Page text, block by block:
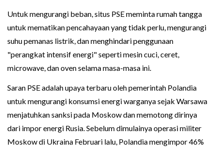
Untuk mengurangi beban, situs PSE meminta rumah tangga
untuk mematikan pencahayaan yang tidak perlu, mengurangi
suhu pemanas listrik, dan menghindari penggunaan
"perangkat intensif energi" seperti mesin cuci, ceret,
microwave, dan oven selama masa-masa ini.
Saran PSE adalah upaya terbaru oleh pemerintah Polandia
untuk mengurangi konsumsi energi warganya sejak Warsawa
menjatuhkan sanksi pada Moskow dan memotong dirinya
dari impor energi Rusia. Sebelum dimulainya operasi militer
Moskow di Ukraina Februari lalu, Polandia mengimpor 46%